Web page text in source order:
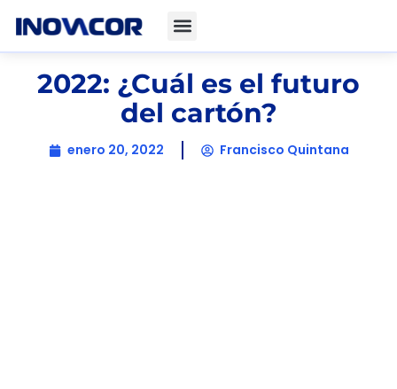
2022: ¿Cuál es el futuro
del cartón?
enero 20, 2022 Francisco Quintana